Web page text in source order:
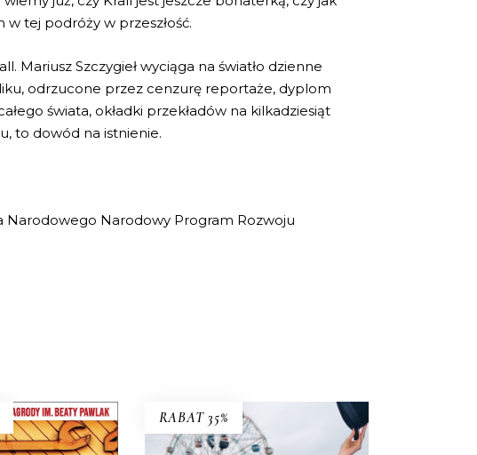
tej podróży w przeszłość.
Mariusz Szczygieł wyciąga na światło dzienne
odrzucone przez cenzurę reportaże, dyplom
świata, okładki przekładów na kilkadziesiąt
to dowód na istnienie.
Narodowego Narodowy Program Rozwoju
RABAT 35%
WSZYSCY JESTEŚMY
DZIWNI. OPOWIEŚCI Z